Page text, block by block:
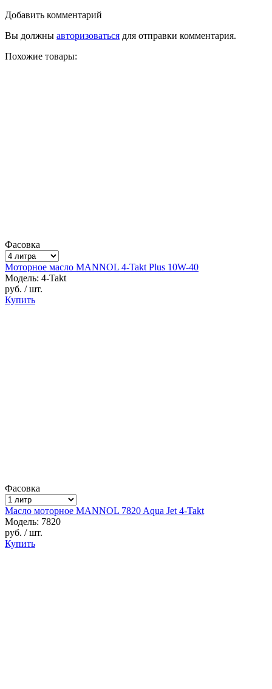
Добавить комментарий
Вы должны авторизоваться для отправки комментария.
Похожие товары:
Фасовка
Моторное масло MANNOL 4-Takt Plus 10W-40
Модель: 4-Takt
руб. / шт.
Купить
Фасовка
Масло моторное MANNOL 7820 Aqua Jet 4-Takt
Модель: 7820
руб. / шт.
Купить